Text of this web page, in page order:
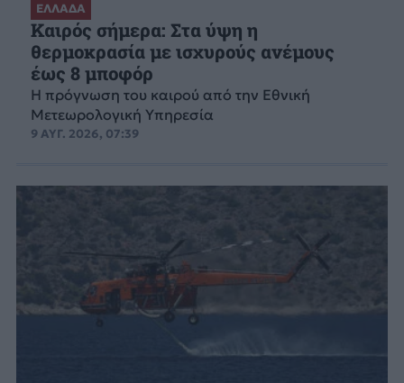
ΕΛΛΑΔΑ
Καιρός σήμερα: Στα ύψη η
θερμοκρασία με ισχυρούς ανέμους
έως 8 μποφόρ
Η πρόγνωση του καιρού από την Εθνική
Μετεωρολογική Υπηρεσία
9 ΑΥΓ. 2026, 07:39